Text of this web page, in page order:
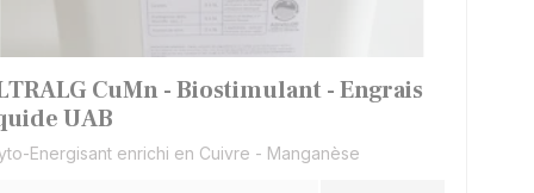
CuMn - Biostimulant - Engrais
UAB
Energisant enrichi en Cuivre - Manganèse